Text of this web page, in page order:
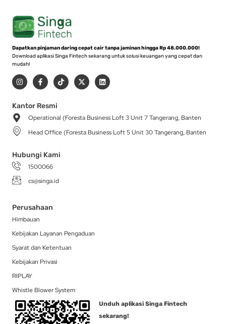
Dapatkan pinjaman daring cepat cair tanpa jaminan hingga Rp 48.000.000!
Download aplikasi Singa Fintech sekarang untuk solusi keuangan yang cepat dan
mudah!
I
n
s
a
g
r
a
m
F
a
c
b
o
-
T
i
k
X
-
t
t
r
L
i
n
i
Kantor Resmi
Operational (Foresta Business Loft 3 Unit 7 Tangerang, Banten
Head Office (Foresta Business Loft 5 Unit 30 Tangerang, Banten
Hubungi Kami
1500066
cs@singa.id
Perusahaan
Himbauan
Kebijakan Layanan Pengaduan
Syarat dan Ketentuan
Kebijakan Privasi
RIPLAY
Whistle Blower System
Unduh aplikasi Singa Fintech
sekarang!